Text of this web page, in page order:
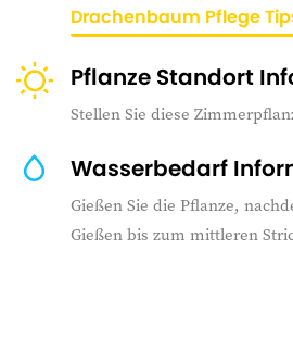
Drachenbaum Pflege
Pflanze Standort
Stellen Sie diese
Wasserbedarf
Gießen Sie die Pflanze,
Gießen bis zum mittleren